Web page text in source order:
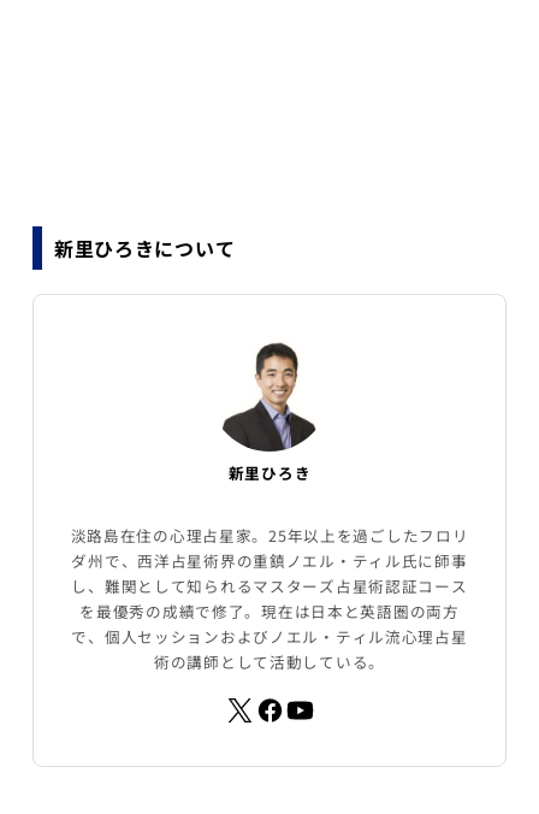
新里ひろきについて
新里ひろき
淡路島在住の心理占星家。25年以上を過ごしたフロリ
ダ州で、西洋占星術界の重鎮ノエル・ティル氏に師事
し、難関として知られるマスターズ占星術認証コース
を最優秀の成績で修了。現在は日本と英語圏の両方
で、個人セッションおよびノエル・ティル流心理占星
術の講師として活動している。